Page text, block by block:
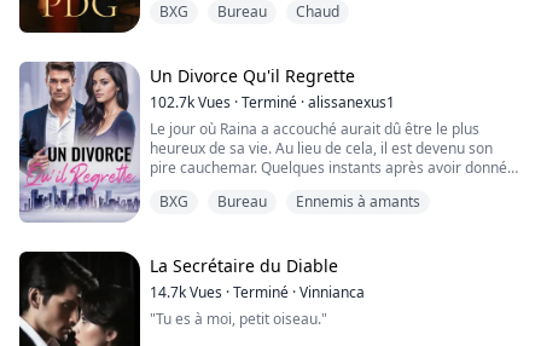
Alexander Carter, le PDG froid et calculateur de Carter
désespérément besoin et une promotion qu'elle ...
BXG Bureau Chaud
Un Divorce Qu'il Regrette
102.7kVues ·Terminé ·alissanexus1
Le jour où Raina a accouché aurait dû être le plus
heureux de sa vie. Au lieu de cela, il est devenu son
pire cauchemar. Quelques instants après avoir donné
—divorçant d'elle et la forçant à renoncer à la garde de
fille, Ava. Des ann...
BXG Bureau Ennemis à amants
La Secrétaire du Diable
14.7kVues ·Terminé ·Vinnianca
"Tu es à moi, petit oiseau."